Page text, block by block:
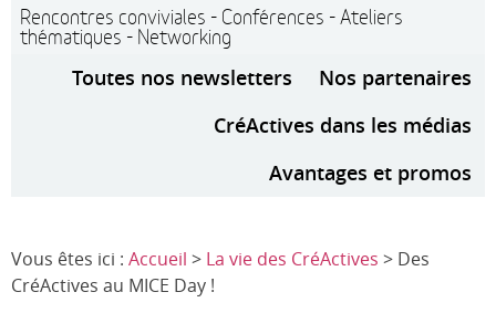
Rencontres conviviales - Conférences - Ateliers
thématiques - Networking
Toutes nos newsletters
Nos partenaires
CréActives dans les médias
Avantages et promos
Vous êtes ici : Accueil > La vie des CréActives > Des
CréActives au MICE Day !